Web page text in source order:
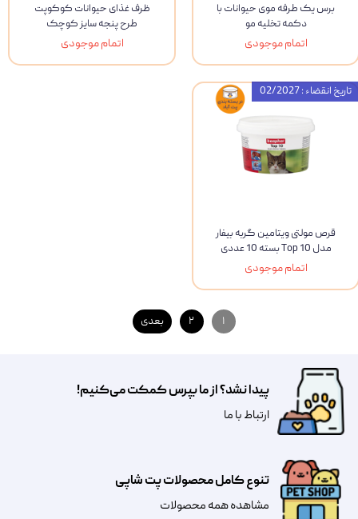
برس یک طرفه موی حیوانات با
دکمه تخلیه مو
اتمام موجودی
ظرف غذای حیوانات کوکوپت
طرح پنجه سایز کوچک
اتمام موجودی
قرص مولتی ویتامین گربه بیفار
مدل Top 10 بسته 10 عددی
اتمام موجودی
تاریخ انقضاء : 02/2027
۱ ۲ بعدی
تنوع کامل محصولات پت شاپی
مشاهده همه محصولات
پیدا نشد؟ از ما بپرس کمکت می‌کنیم!
​​​ارتباط با ما